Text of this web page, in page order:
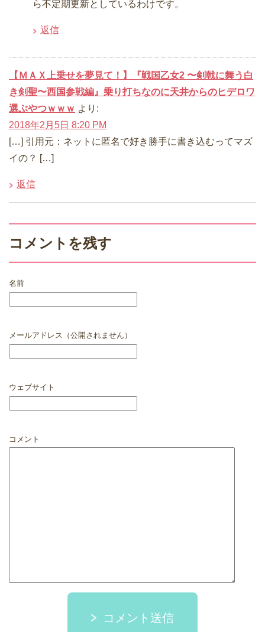
ら不定期更新としているわけです。
返信
【ＭＡＸ上乗せを夢見て！】『戦国乙女2 〜剣戟に舞う白
き剣聖〜西国参戦編』乗り打ちなのに天井からのヒデロワ
選ぶやつｗｗｗ より:
2018年2月5日 8:20 PM
[…] 引用元：ネットに匿名で好き勝手に書き込むってマズ
イの？ […]
返信
コメントを残す
名前
メールアドレス（公開されません）
ウェブサイト
コメント
コメント送信